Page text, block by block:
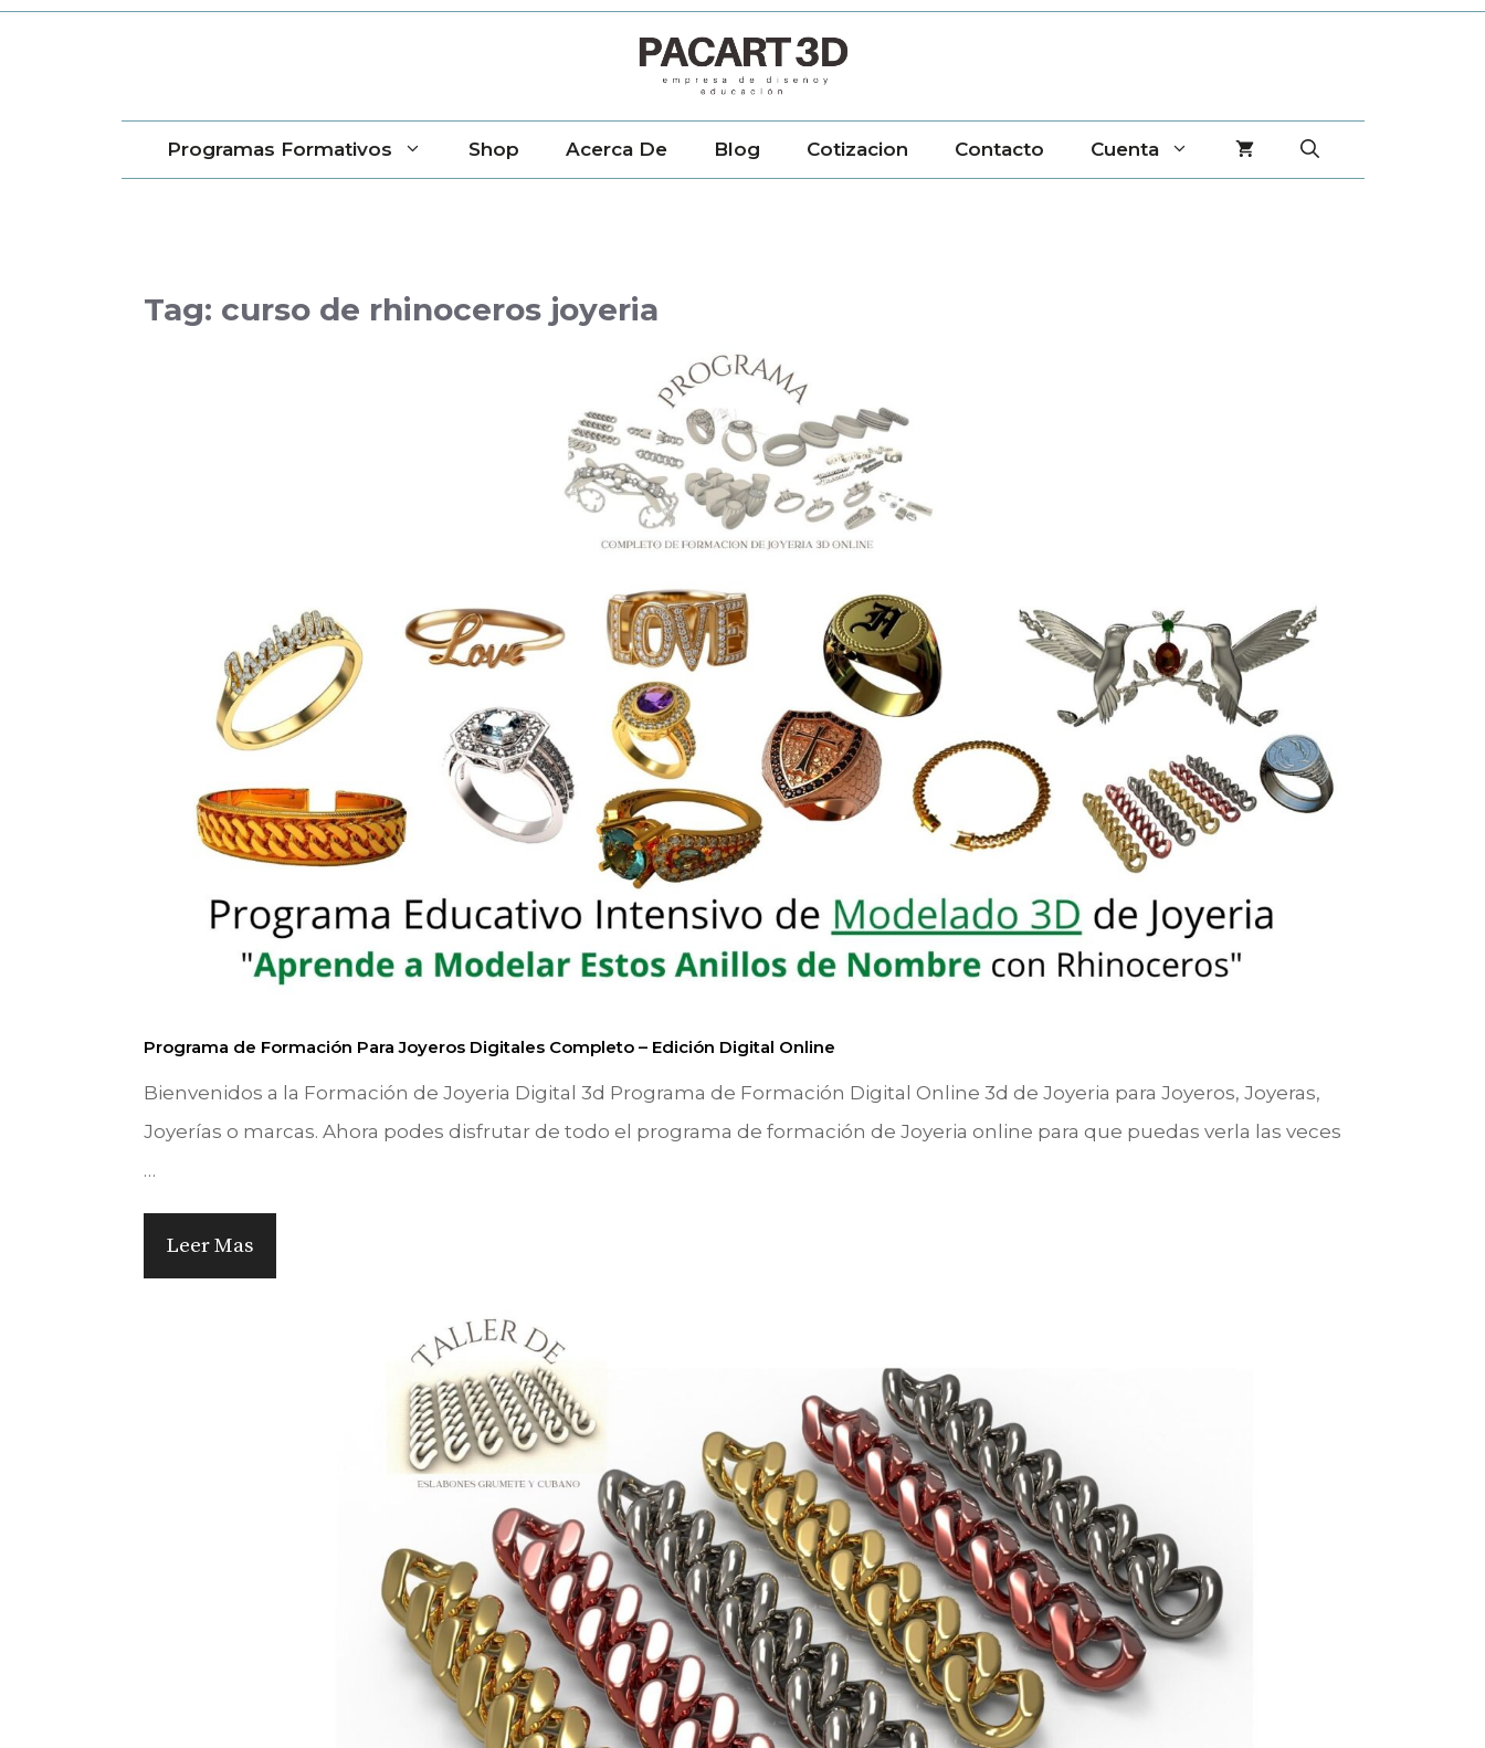
Saltar
Programas Formativos Shop Acerca De Blog Cotizacion Contacto Cuenta
Tag: curso de rhinoceros joyeria
Programa de Formación Para Joyeros Digitales Completo – Edición Digital Online
Bienvenidos a la Formación de Joyeria Digital 3d Programa de Formación Digital Online 3d de Joyeria para Joyeros, Joyeras,
Joyerías o marcas. Ahora podes disfrutar de todo el programa de formación de Joyeria online para que puedas verla las veces
…
Leer Mas